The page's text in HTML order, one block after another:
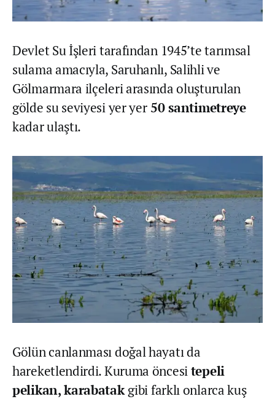
Devlet Su İşleri tarafından 1945’te tarımsal
sulama amacıyla, Saruhanlı, Salihli ve
Gölmarmara ilçeleri arasında oluşturulan
gölde su seviyesi yer yer50 santimetreye
kadar ulaştı.
Gölün canlanması doğal hayatı da
hareketlendirdi. Kuruma öncesitepeli
pelikan, karabatakgibi farklı onlarca kuş